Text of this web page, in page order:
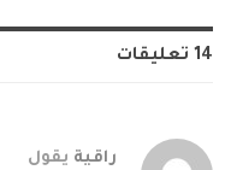
14 تعليقات
راقية يقول